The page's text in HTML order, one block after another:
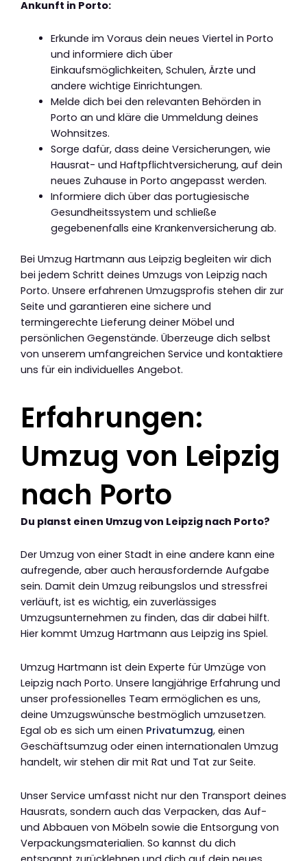
Ankunft in Porto:
Erkunde im Voraus dein neues Viertel in Porto
und informiere dich über
Einkaufsmöglichkeiten, Schulen, Ärzte und
andere wichtige Einrichtungen.
Melde dich bei den relevanten Behörden in
Porto an und kläre die Ummeldung deines
Wohnsitzes.
Sorge dafür, dass deine Versicherungen, wie
Hausrat- und Haftpflichtversicherung, auf dein
neues Zuhause in Porto angepasst werden.
Informiere dich über das portugiesische
Gesundheitssystem und schließe
gegebenenfalls eine Krankenversicherung ab.
Bei Umzug Hartmann aus Leipzig begleiten wir dich
bei jedem Schritt deines Umzugs von Leipzig nach
Porto. Unsere erfahrenen Umzugsprofis stehen dir zur
Seite und garantieren eine sichere und
termingerechte Lieferung deiner Möbel und
persönlichen Gegenstände. Überzeuge dich selbst
von unserem umfangreichen Service und kontaktiere
uns für ein individuelles Angebot.
Erfahrungen:
Umzug von Leipzig
nach Porto
Du planst einen Umzug von Leipzig nach Porto?
Der Umzug von einer Stadt in eine andere kann eine
aufregende, aber auch herausfordernde Aufgabe
sein. Damit dein Umzug reibungslos und stressfrei
verläuft, ist es wichtig, ein zuverlässiges
Umzugsunternehmen zu finden, das dir dabei hilft.
Hier kommt Umzug Hartmann aus Leipzig ins Spiel.
Umzug Hartmann ist dein Experte für Umzüge von
Leipzig nach Porto. Unsere langjährige Erfahrung und
unser professionelles Team ermöglichen es uns,
deine Umzugswünsche bestmöglich umzusetzen.
Egal ob es sich um einen Privatumzug, einen
Geschäftsumzug oder einen internationalen Umzug
handelt, wir stehen dir mit Rat und Tat zur Seite.
Unser Service umfasst nicht nur den Transport deines
Hausrats, sondern auch das Verpacken, das Auf-
und Abbauen von Möbeln sowie die Entsorgung von
Verpackungsmaterialien. So kannst du dich